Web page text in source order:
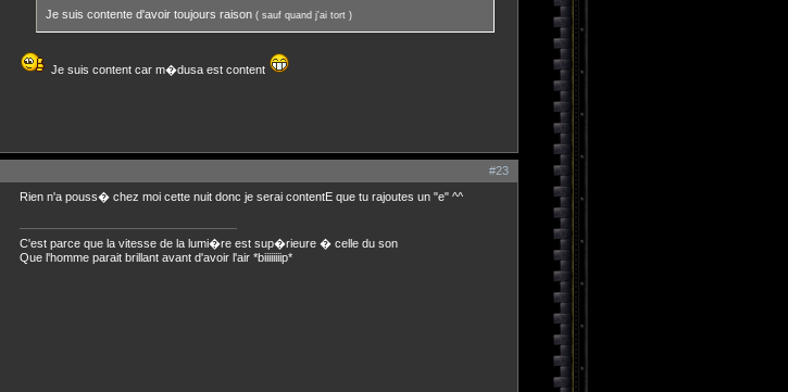
Je suis contente d'avoir toujours raison ( sauf quand j'ai tort )
Je suis content car m�dusa est content
#23
Rien n'a pouss� chez moi cette nuit donc je serai contentE que tu rajoutes un "e" ^^
C'est parce que la vitesse de la lumi�re est sup�rieure � celle du son
Que l'homme parait brillant avant d'avoir l'air *biiiiiiiip*